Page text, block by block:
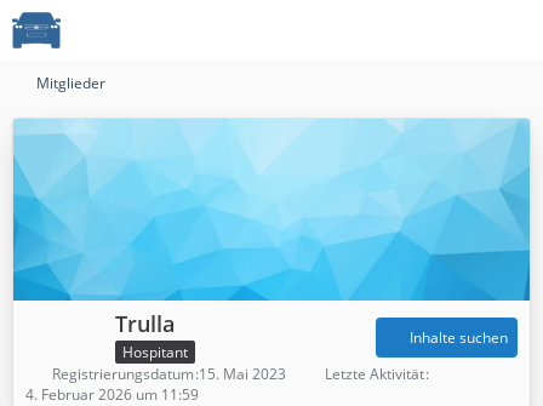
Mitglieder
Trulla
Hospitant
Inhalte suchen
Registrierungsdatum 15. Mai 2023
Letzte Aktivität
4. Februar 2026 um 11:59